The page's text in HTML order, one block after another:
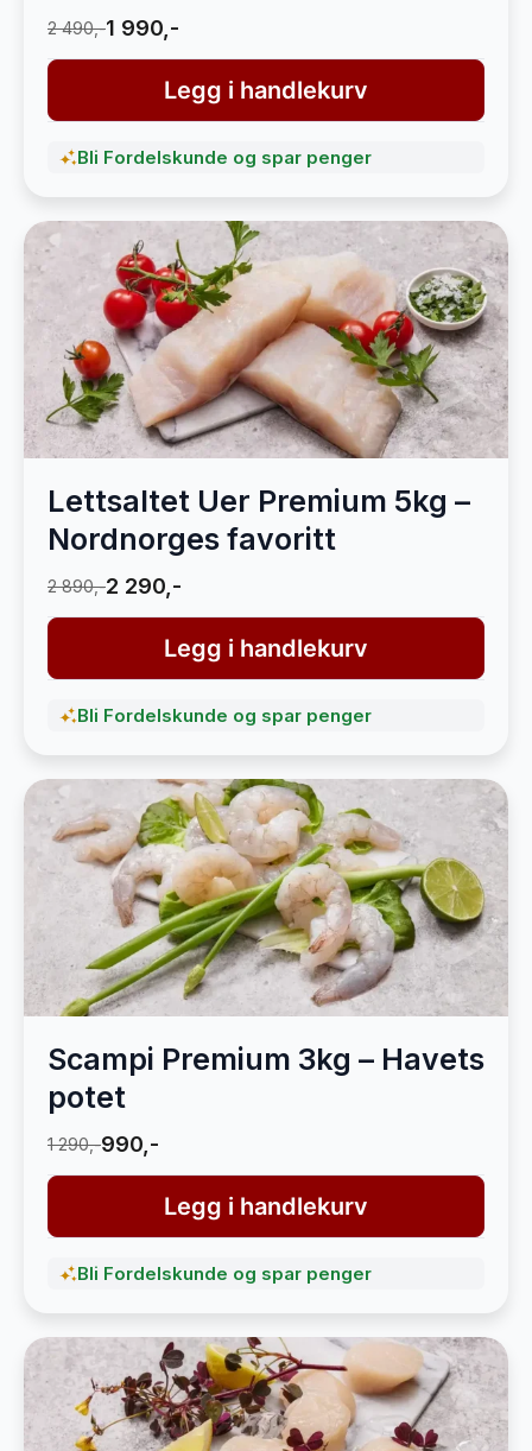
2 490,-1 990,-
Legg i handlekurv
Bli Fordelskunde og spar penger
Lettsaltet Uer Premium 5kg –
Nordnorges favoritt
2 890,-2 290,-
Legg i handlekurv
Bli Fordelskunde og spar penger
Scampi Premium 3kg – Havets
potet
1 290,-990,-
Legg i handlekurv
Bli Fordelskunde og spar penger